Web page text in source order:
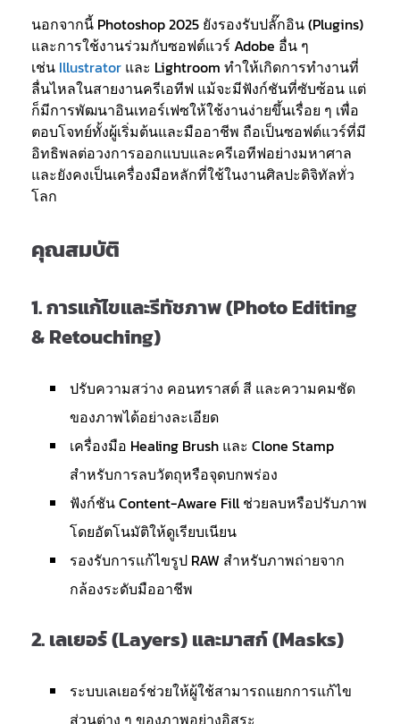
นอกจากนี้ Photoshop 2025 ยังรองรับปลั๊กอิน (Plugins)
และการใช้งานร่วมกับซอฟต์แวร์ Adobe อื่น ๆ
เช่น Illustrator และ Lightroom ทำให้เกิดการทำงานที่
ลื่นไหลในสายงานครีเอทีฟ แม้จะมีฟังก์ชันที่ซับซ้อน แต่
ก็มีการพัฒนาอินเทอร์เฟซให้ใช้งานง่ายขึ้นเรื่อย ๆ เพื่อ
ตอบโจทย์ทั้งผู้เริ่มต้นและมืออาชีพ ถือเป็นซอฟต์แวร์ที่มี
อิทธิพลต่อวงการออกแบบและครีเอทีฟอย่างมหาศาล
และยังคงเป็นเครื่องมือหลักที่ใช้ในงานศิลปะดิจิทัลทั่ว
โลก
คุณสมบัติ
1.การแก้ไขและรีทัชภาพ (Photo Editing
& Retouching)
ปรับความสว่าง คอนทราสต์ สี และความคมชัด
ของภาพได้อย่างละเอียด
เครื่องมือ Healing Brush และ Clone Stamp
สำหรับการลบวัตถุหรือจุดบกพร่อง
ฟังก์ชัน Content-Aware Fill ช่วยลบหรือปรับภาพ
โดยอัตโนมัติให้ดูเรียบเนียน
รองรับการแก้ไขรูป RAW สำหรับภาพถ่ายจาก
กล้องระดับมืออาชีพ
2.เลเยอร์ (Layers) และมาสก์ (Masks)
ระบบเลเยอร์ช่วยให้ผู้ใช้สามารถแยกการแก้ไข